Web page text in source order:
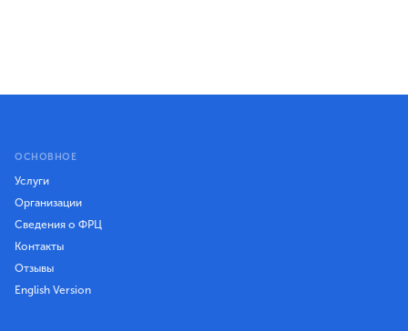
ОСНОВНОЕ
Услуги
Организации
Сведения о ФРЦ
Контакты
Отзывы
English Version